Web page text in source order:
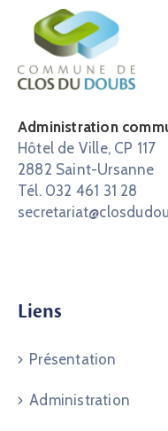
Administration
Hôtel de Ville, CP 117
2882 Saint-Ursanne
Tél. 032 461 31 28
Liens
Présentation
Administration